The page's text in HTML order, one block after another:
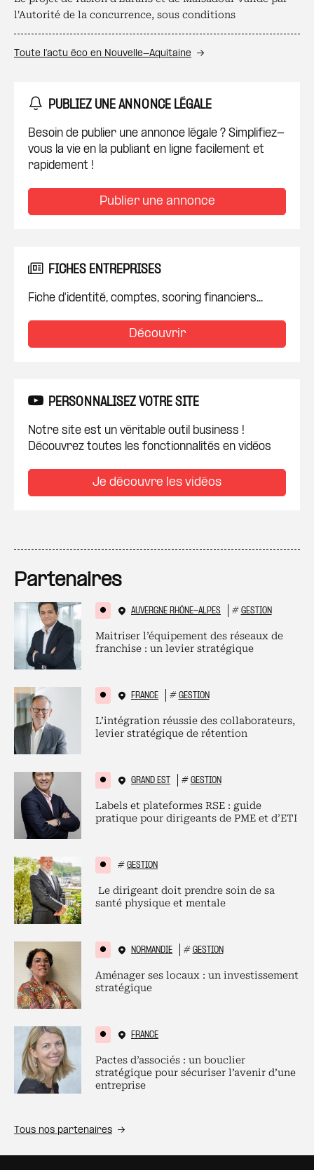
l'Autorité de la concurrence, sous conditions
Toute l’actu éco en Nouvelle-Aquitaine
PUBLIEZ UNE ANNONCE LÉGALE
Besoin de publier une annonce légale ? Simplifiez-
vous la vie en la publiant en ligne facilement et
rapidement !
Publier une annonce
FICHES ENTREPRISES
Fiche d'identité, comptes, scoring financiers...
Découvrir
PERSONNALISEZ VOTRE SITE
Notre site est un véritable outil business !
Découvrez toutes les fonctionnalités en vidéos
Je découvre les vidéos
Partenaires
AUVERGNE RHÔNE-ALPES # GESTION
Maitriser l’équipement des réseaux de
franchise : un levier stratégique
FRANCE # GESTION
L’intégration réussie des collaborateurs,
levier stratégique de rétention
GRAND EST # GESTION
Labels et plateformes RSE : guide
pratique pour dirigeants de PME et d’ETI
# GESTION
Le dirigeant doit prendre soin de sa
santé physique et mentale
NORMANDIE # GESTION
Aménager ses locaux : un investissement
stratégique
FRANCE
Pactes d’associés : un bouclier
stratégique pour sécuriser l’avenir d’une
entreprise
Tous nos partenaires